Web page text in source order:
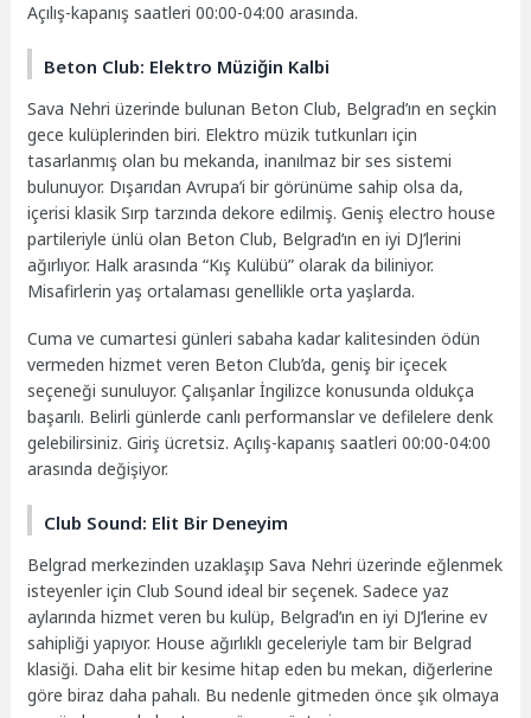
Açılış-kapanış saatleri 00:00-04:00 arasında.
Beton Club: Elektro Müziğin Kalbi
Sava Nehri üzerinde bulunan Beton Club, Belgrad’ın en seçkin
gece kulüplerinden biri. Elektro müzik tutkunları için
tasarlanmış olan bu mekanda, inanılmaz bir ses sistemi
bulunuyor. Dışarıdan Avrupa’i bir görünüme sahip olsa da,
içerisi klasik Sırp tarzında dekore edilmiş. Geniş electro house
partileriyle ünlü olan Beton Club, Belgrad’ın en iyi DJ’lerini
ağırlıyor. Halk arasında “Kış Kulübü” olarak da biliniyor.
Misafirlerin yaş ortalaması genellikle orta yaşlarda.
Cuma ve cumartesi günleri sabaha kadar kalitesinden ödün
vermeden hizmet veren Beton Club’da, geniş bir içecek
seçeneği sunuluyor. Çalışanlar İngilizce konusunda oldukça
başarılı. Belirli günlerde canlı performanslar ve defilelere denk
gelebilirsiniz. Giriş ücretsiz. Açılış-kapanış saatleri 00:00-04:00
arasında değişiyor.
Club Sound: Elit Bir Deneyim
Belgrad merkezinden uzaklaşıp Sava Nehri üzerinde eğlenmek
isteyenler için Club Sound ideal bir seçenek. Sadece yaz
aylarında hizmet veren bu kulüp, Belgrad’ın en iyi DJ’lerine ev
sahipliği yapıyor. House ağırlıklı geceleriyle tam bir Belgrad
klasiği. Daha elit bir kesime hitap eden bu mekan, diğerlerine
göre biraz daha pahalı. Bu nedenle gitmeden önce şık olmaya